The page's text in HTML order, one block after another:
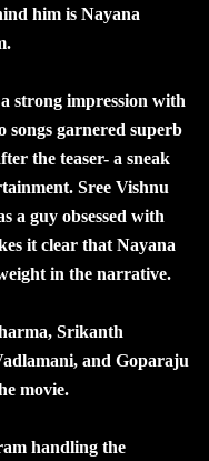
him is Nayana
strong impression with
garnered superb
the teaser- a sneak
Sree Vishnu
a guy obsessed with
it clear that Nayana
in the narrative.
Srikanth
and Goparaju
movie.
handling the